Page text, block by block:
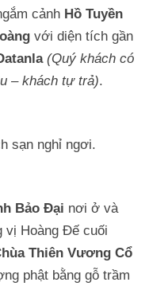
cảnh Hồ Tuyền
với diện tích gần
(Quý khách có
– khách tự trả).
sạn nghỉ ngơi.
Bảo Đại nơi ở và
vị Hoàng Đế cuối
Thiên Vương Cổ
phật bằng gỗ trầm